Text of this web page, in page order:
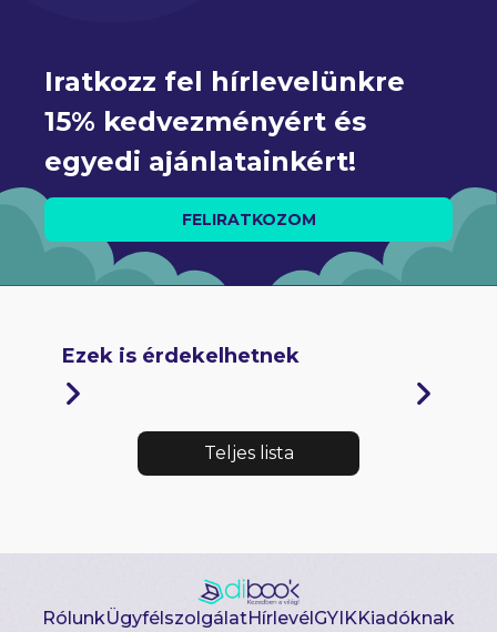
Iratkozz fel hírlevelünkre
15% kedvezményért és
egyedi ajánlatainkért!
FELIRATKOZOM
Ezek is érdekelhetnek
Teljes lista
RólunkÜgyfélszolgálatHírlevélGYIKKiadóknak